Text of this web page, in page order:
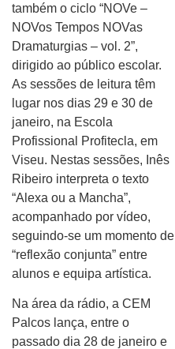
também o ciclo “NOVe –
NOVos Tempos NOVas
Dramaturgias – vol. 2”,
dirigido ao público escolar.
As sessões de leitura têm
lugar nos dias 29 e 30 de
janeiro, na Escola
Profissional Profitecla, em
Viseu. Nestas sessões, Inês
Ribeiro interpreta o texto
“Alexa ou a Mancha”,
acompanhado por vídeo,
seguindo-se um momento de
“reflexão conjunta” entre
alunos e equipa artística.
Na área da rádio, a CEM
Palcos lança, entre o
passado dia 28 de janeiro e